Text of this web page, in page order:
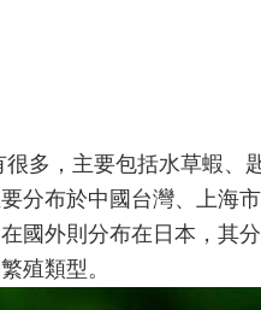
，主要包括水草蝦、匙
分布於中國台灣、上海
國外則分布在日本，其
殖類型。